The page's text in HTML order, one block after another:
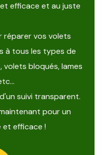
efficace et au juste
réparer vos volets
à tous les types de
volets bloqués, lames
suivi transparent.
pour un
et efficace !